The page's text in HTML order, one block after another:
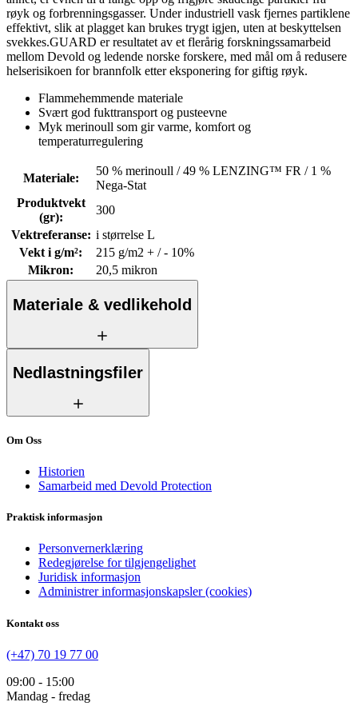
røyk og forbrenningsgasser. Under industriell vask fjernes partiklene
effektivt, slik at plagget kan brukes trygt igjen, uten at beskyttelsen
svekkes.GUARD er resultatet av et flerårig forskningssamarbeid
mellom Devold og ledende norske forskere, med mål om å redusere
helserisikoen for brannfolk etter eksponering for giftig røyk.
Flammehemmende materiale
Svært god fukttransport og pusteevne
Myk merinoull som gir varme, komfort og
temperaturregulering
Materiale:
50 % merinoull / 49 % LENZING™ FR / 1 %
Nega-Stat
Produktvekt
(gr):
300
Vektreferanse: i størrelse L
Vekt i g/m²:
215 g/m2 + / - 10%
Mikron: 20,5 mikron
Materiale & vedlikehold
Nedlastningsfiler
Om Oss
Historien
Samarbeid med Devold Protection
Praktisk informasjon
Personvernerklæring
Redegjørelse for tilgjengelighet
Juridisk informasjon
Administrer informasjonskapsler (cookies)
Kontakt oss
(+47) 70 19 77 00
09:00 - 15:00
Mandag - fredag